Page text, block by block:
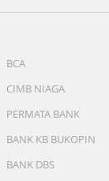
BCA
CIMB NIAGA
PERMATA BANK
BANK KB BUKOPIN
BANK DBS